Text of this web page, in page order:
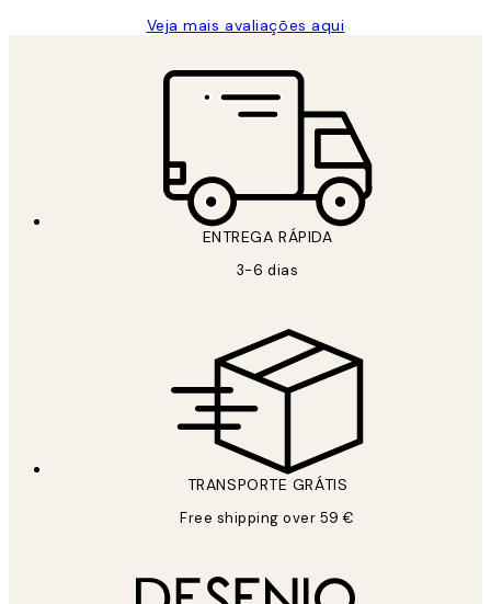
Veja mais avaliações aqui
ENTREGA RÁPIDA
3-6 dias
TRANSPORTE GRÁTIS
Free shipping over 59 €